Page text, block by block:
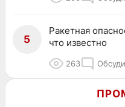
5
Ракетная
что известно
263